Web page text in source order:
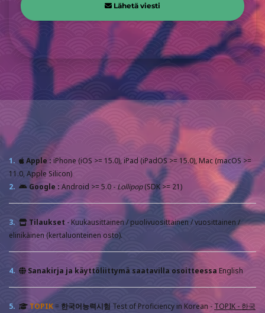
Lähetä viesti
1. Apple : iPhone (iOS >= 15.0), iPad (iPadOS >= 15.0), Mac (macOS >=
11.0, Apple Silicon)
2.
Google : Android >= 5.0 - Lollipop(SDK >= 21)
3. Tilaukset - Kuukausittainen / puolivuosittainen / vuosittainen /
elinikäinen (kertaluonteinen osto).
4. Sanakirja ja käyttöliittymä saatavilla osoitteessa English
5. TOPIK= 한국어능력시험 Test of Proficiency in Korean - TOPIK - 한국